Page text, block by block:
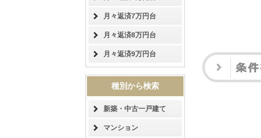
月々返済7万円台
月々返済8万円台
月々返済9万円台
種別から検索
新築・中古一戸建て
マンション